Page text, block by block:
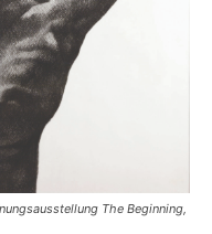
The Beginning,